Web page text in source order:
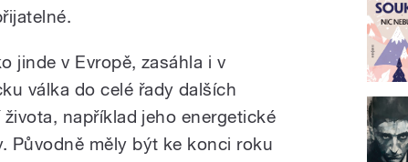
jinde v Evropě, zasáhla i v
válka do celé řady dalších
například jeho energetické
Původně měly být ke konci roku